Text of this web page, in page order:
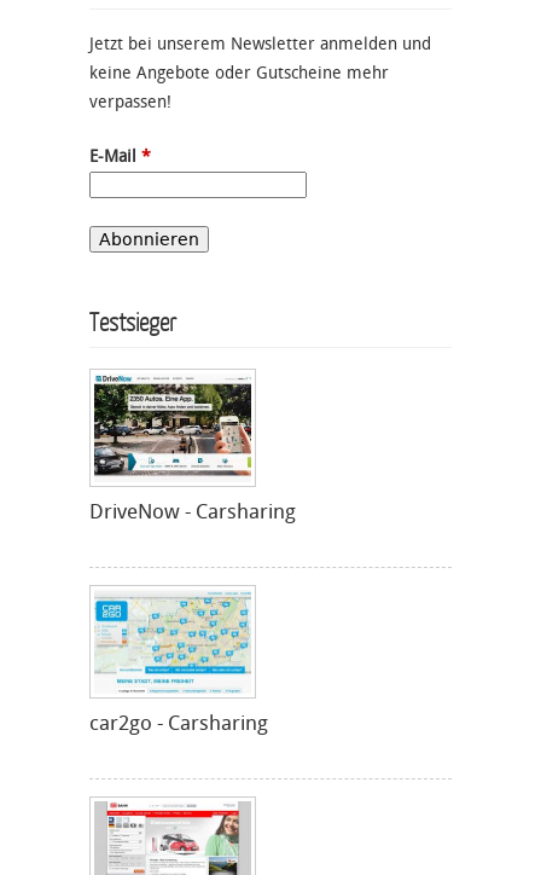
Jetzt bei unserem Newsletter anmelden und
keine Angebote oder Gutscheine mehr
verpassen!
E-Mail *
Testsieger
DriveNow - Carsharing
car2go - Carsharing